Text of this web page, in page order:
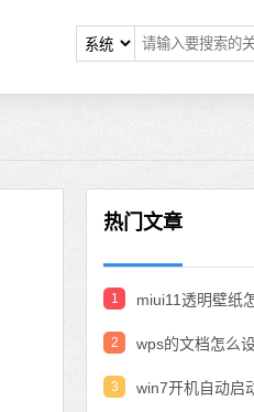
热门文章
1
2
3